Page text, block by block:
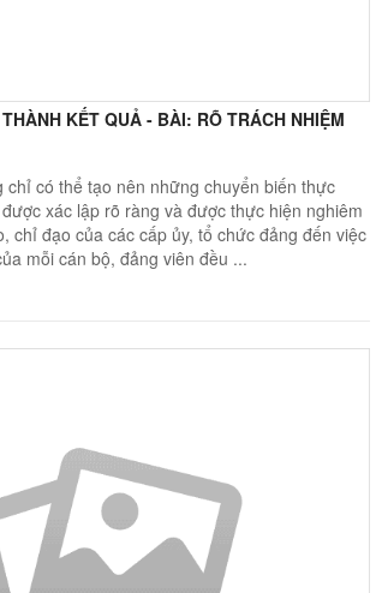
KẾT QUẢ - BÀI: RÕ TRÁCH NHIỆM
chỉ có thể tạo nên những chuyển biến thực
xác lập rõ ràng và được thực hiện nghiêm
chỉ đạo của các cấp ủy, tổ chức đảng đến việc
mỗi cán bộ, đảng viên đều ...